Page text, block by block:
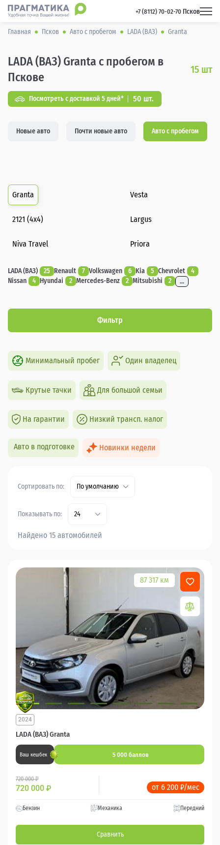
+7 (8112) 70-02-70 Псков
Главная Псков Авто с пробегом LADA (ВАЗ) Granta
LADA (ВАЗ) Granta с пробегом в
Пскове
15 шт
Посмотреть с доставкой 5 дней* 50 шт.
Новые авто Почти новые авто Авто с пробегом
Granta Vesta
2121 (4x4) Largus
Niva Travel Priora
LADA (ВАЗ) 25 Renault 7 Volkswagen 6 Kia 5 Chevrolet
4
Nissan
4 Hyundai 2 Mercedes-Benz 2 Mitsubishi 2 ...
Фильтр
Минимальный пробег Один владелец
Крутые тачки Для большой семьи
На гарантии Низкий трансп. налог
Авто в подготовке Новинки недели
Сортировать по: По умолчанию
Показывать по: 24
Найдено 15 автомобилей
87 317 км
LADA (ВАЗ) Granta
2024
Ваш кешбек 5 000 баллов
720 000 ₽
720 000 ₽ от 6 200 ₽/мес
Бензин Механика Передний
Сравнить